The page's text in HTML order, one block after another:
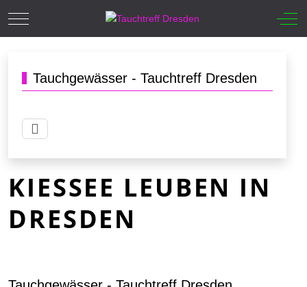
Mobile Menu Toggle Off-
Tauchgewässer - Tauchtreff Dresden
KIESSEE LEUBEN IN
DRESDEN